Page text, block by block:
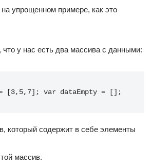
упрощенном примере, как это
у нас есть два массива с данными:
[3,5,7]; var dataEmpty = [];
который содержит в себе элементы
массив.